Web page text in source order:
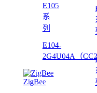
E105
系
列
E104-
2G4U04A（
ZigBee